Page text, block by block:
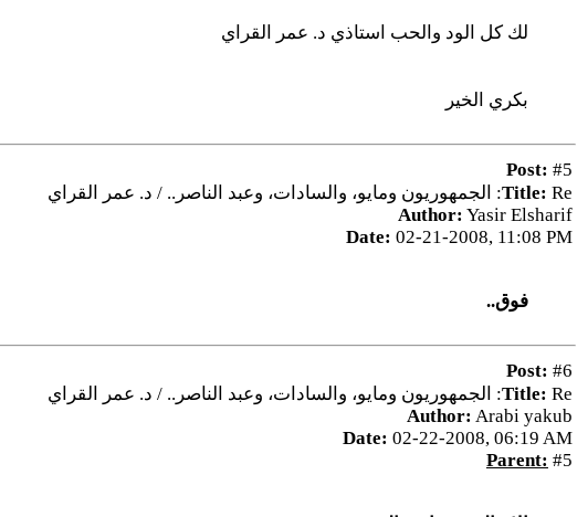
لك كل الود والحب استاذي د. عمر القراي
بكري الخير
Post: #5
Title: Re: الجمهوريون ومايو، والسادات، وعبد الناصر.. / د. عمر القراي
Author: Yasir Elsharif
Date: 02-21-2008, 11:08 PM
فوق..
Post: #6
Title: Re: الجمهوريون ومايو، والسادات، وعبد الناصر.. / د. عمر القراي
Author: Arabi yakub
Date: 02-22-2008, 06:19 AM
Parent: #5